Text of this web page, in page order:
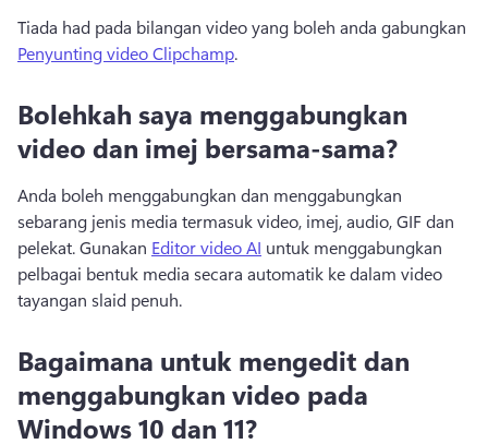
Tiada had pada bilangan video yang boleh anda gabungkan
Penyunting video Clipchamp.
Bolehkah saya menggabungkan
video dan imej bersama-sama?
Anda boleh menggabungkan dan menggabungkan
sebarang jenis media termasuk video, imej, audio, GIF dan
pelekat. Gunakan Editor video AI untuk menggabungkan
pelbagai bentuk media secara automatik ke dalam video
tayangan slaid penuh.
Bagaimana untuk mengedit dan
menggabungkan video pada
Windows 10 dan 11?